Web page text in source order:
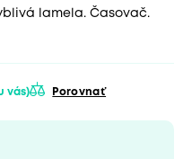
lamela. Časovač.
vás) Porovnať